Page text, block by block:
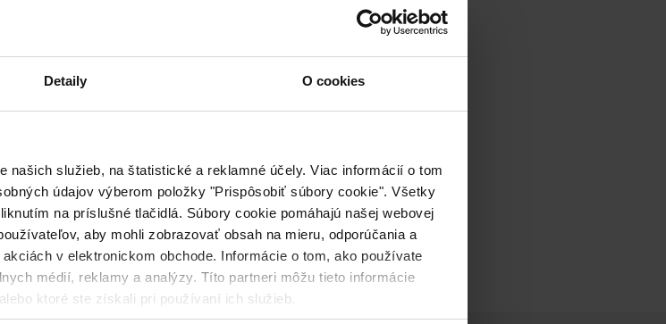
Detaily O cookies
našich služieb, na štatistické a reklamné účely. Viac informácií o tom
údajov výberom položky "Prispôsobiť súbory cookie". Všetky
na príslušné tlačidlá. Súbory cookie pomáhajú našej webovej
aby mohli zobrazovať obsah na mieru, odporúčania a
v elektronickom obchode. Informácie o tom, ako používate
médií, reklamy a analýzy. Títo partneri môžu tieto informácie
ktoré ste získali pri používaní ich služieb.